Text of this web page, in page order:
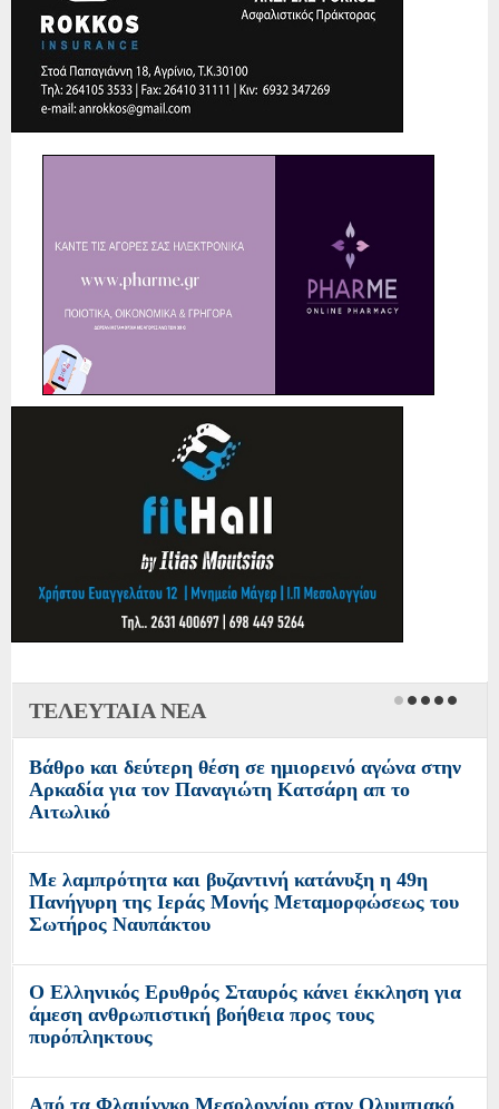
ΤΕΛΕΥΤΑΙΑ ΝΕΑ
Βάθρο και δεύτερη θέση σε ημιορεινό αγώνα στην
Αρκαδία για τον Παναγιώτη Κατσάρη απ το
Αιτωλικό
Με λαμπρότητα και βυζαντινή κατάνυξη η 49η
Πανήγυρη της Ιεράς Μονής Μεταμορφώσεως του
Σωτήρος Ναυπάκτου
Ο Ελληνικός Ερυθρός Σταυρός κάνει έκκληση για
άμεση ανθρωπιστική βοήθεια προς τους
πυρόπληκτους
Από τα Φλαμίνγκο Μεσολογγίου στον Ολυμπιακό